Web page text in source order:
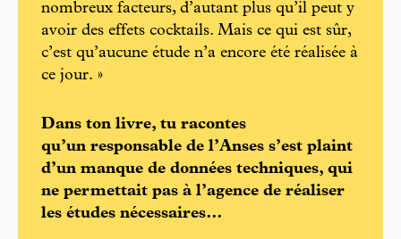
nombreux facteurs, d’autant plus qu’il peut y
avoir des effets cocktails. Mais ce qui est sûr,
c’est qu’aucune étude n’a encore été réalisée à
ce jour. »
Dans ton livre, tu racontes
qu’un responsable de l’Anses s’est plaint
d’un manque de données techniques, qui
ne permettait pas à l’agence de réaliser
les études nécessaires…